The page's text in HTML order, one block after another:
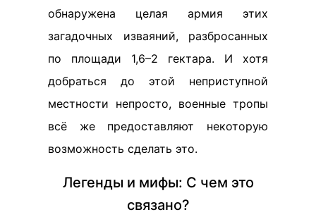
обнаружена целая армия этих
загадочных изваяний, разбросанных
по площади 1,6–2 гектара. И хотя
добраться до этой неприступной
местности непросто, военные тропы
всё же предоставляют некоторую
возможность сделать это.
Легенды и мифы: С чем это
связано?